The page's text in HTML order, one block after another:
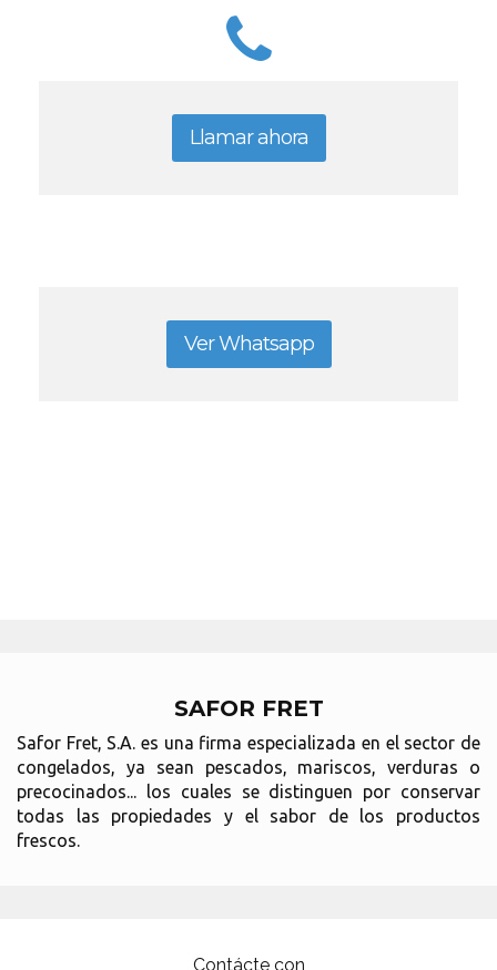
Llamar ahora
Ver Whatsapp
SAFOR FRET
Safor Fret, S.A. es una firma especializada en el sector de
congelados, ya sean pescados, mariscos, verduras o
precocinados... los cuales se distinguen por conservar
todas las propiedades y el sabor de los productos
frescos.
Contácte con